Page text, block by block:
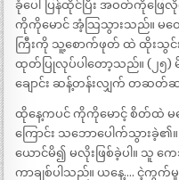
ခုံပေါ်ပြန်ထိုင်ပြီး အဝတ်ကိုဖြ
ကိုကိုမောင် အံ့သြသွားသည်။ မဝေ
ကြီးကို သူ့စောက်ဖုတ် ထဲ ထိုးသွင်း
ထုတ်ပြုလုပ်ပါတော့သည်။ (၂၅)
ချောင်း ဆန့်တန်းလျှက် တဆ
ထိုနေ့ကပင် ကိုကိုမောင့် စိတ်ထဲ မဝ
ကြောင်း သဘောပေါက်သွားခဲ့
ယောင်မိ၍ မလိုးဖြစ်ခဲ့ပါ။ သူ
ကာချစ်ပါသည်။ ယနေ့…. ငဲ့ကွက်မှု